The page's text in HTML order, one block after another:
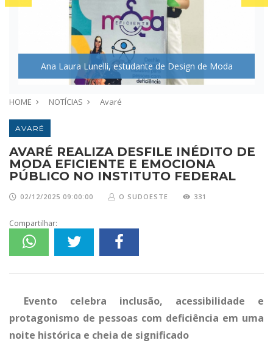
Ana Laura Lunelli, estudante de Design de Moda
HOME NOTÍCIAS Avaré
AVARÉ
AVARÉ REALIZA DESFILE INÉDITO DE
MODA EFICIENTE E EMOCIONA
PÚBLICO NO INSTITUTO FEDERAL
02/12/2025 09:00:00 O SUDOESTE 331
Compartilhar:
Evento celebra inclusão, acessibilidade e
protagonismo de pessoas com deficiência em uma
noite histórica e cheia de significado